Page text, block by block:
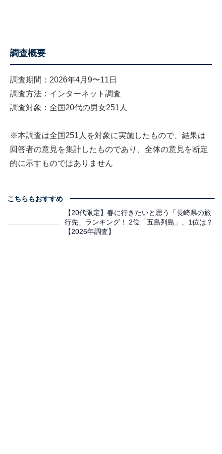
調査概要
調査期間：2026年4月9〜11日
調査方法：インターネット調査
調査対象：全国20代の男女251人
※本調査は全国251人を対象に実施したもので、結果は
回答者の意見を集計したものであり、全体の意見を断定
的に示すものではありません
こちらもおすすめ
【20代限定】春に行きたいと思う「長崎県の旅
行先」ランキング！ 2位「五島列島」、1位は？
【2026年調査】